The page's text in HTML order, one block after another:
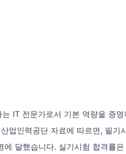
는 IT 전문가로서 기본 역량을 증
업인력공단 자료에 따르면, 필기
에 달했습니다. 실기시험 합격률